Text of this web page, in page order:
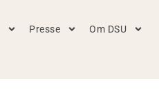
Presse Om DSU